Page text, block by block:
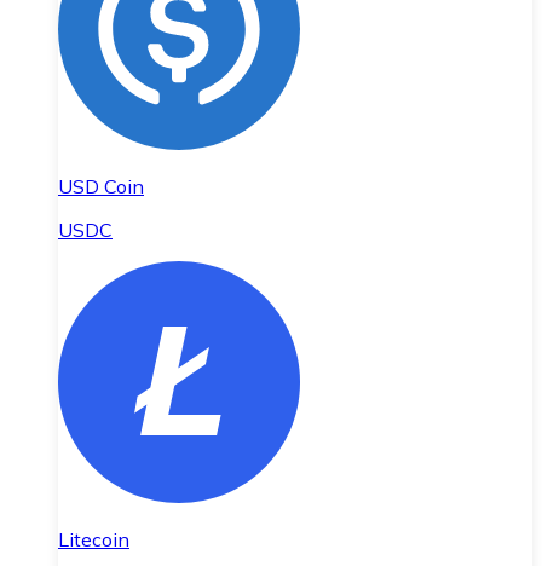
USD Coin
USDC
Litecoin